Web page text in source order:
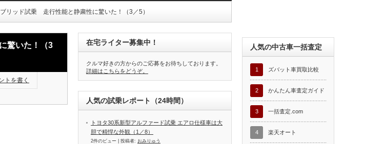
リッド試乗 走行性能と静粛性に驚いた！（3／5）
驚いた！（3
トを書く
在宅ライター募集中！
クルマ好きの方からのご応募をお待ちしております。
詳細はこちらをどうぞ。
人気の試乗レポート（24時間）
トヨタ30系新型アルファード試乗 エアロ仕様車は大
胆で精悍な外観（1／8）
2件のビュー 投稿者: おみりゅう
人気の中古車一括査定
1 ズバット車買取比較
2 かんたん車査定ガイド
3 一括査定.com
4 楽天オート